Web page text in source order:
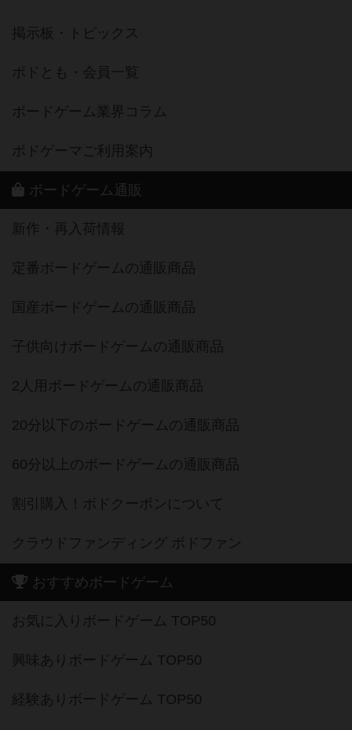
掲示板・トピックス
ボドとも・会員一覧
ボードゲーム業界コラム
ボドゲーマご利用案内
ボードゲーム通販
新作・再入荷情報
定番ボードゲームの通販商品
国産ボードゲームの通販商品
子供向けボードゲームの通販商品
2人用ボードゲームの通販商品
20分以下のボードゲームの通販商品
60分以上のボードゲームの通販商品
割引購入！ボドクーポンについて
クラウドファンディング ボドファン
おすすめボードゲーム
お気に入りボードゲーム TOP50
興味ありボードゲーム TOP50
経験ありボードゲーム TOP50